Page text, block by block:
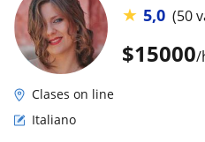
$15000/
★ 5,0 (50
Clases on line
Italiano